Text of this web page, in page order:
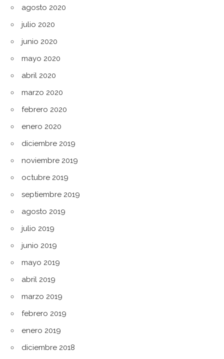
agosto 2020
julio 2020
junio 2020
mayo 2020
abril 2020
marzo 2020
febrero 2020
enero 2020
diciembre 2019
noviembre 2019
octubre 2019
septiembre 2019
agosto 2019
julio 2019
junio 2019
mayo 2019
abril 2019
marzo 2019
febrero 2019
enero 2019
diciembre 2018